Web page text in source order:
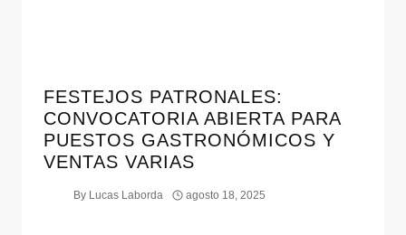
FESTEJOS PATRONALES:
CONVOCATORIA ABIERTA PARA
PUESTOS GASTRONÓMICOS Y
VENTAS VARIAS
By Lucas Laborda agosto 18, 2025